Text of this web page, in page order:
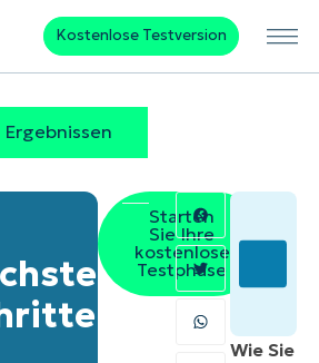
Kostenlose Testversion
Ergebnissen
Starten
Sie Ihre
kostenlose
Testphase
Wie Sie